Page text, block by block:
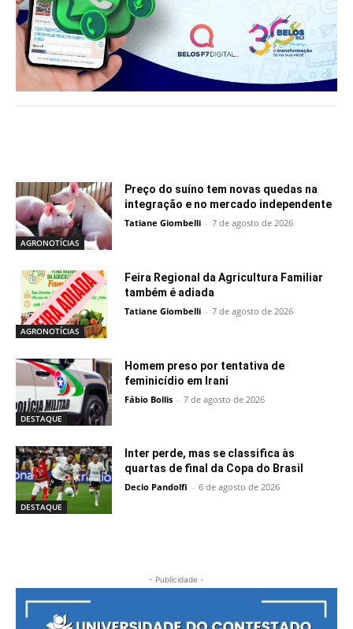
AGRONOTÍCIAS
Preço do suíno tem novas quedas na
integração e no mercado independente
Tatiane Giombelli - 7 de agosto de 2026
AGRONOTÍCIAS
Feira Regional da Agricultura Familiar
também é adiada
Tatiane Giombelli - 7 de agosto de 2026
DESTAQUE
Homem preso por tentativa de
feminicídio em Irani
Fábio Bollis - 7 de agosto de 2026
DESTAQUE
Inter perde, mas se classifica às
quartas de final da Copa do Brasil
Decio Pandolfi - 6 de agosto de 2026
- Publicidade -